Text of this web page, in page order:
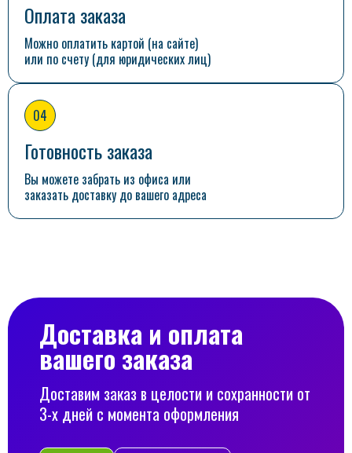
Оплата заказа
Можно оплатить картой (на сайте)
или по счету (для юридических лиц)
04
Готовность заказа
Вы можете забрать из офиса или
заказать доставку до вашего адреса
Доставка и оплата
вашего заказа
Доставим заказ в целости и сохранности от
3-х дней с момента оформления